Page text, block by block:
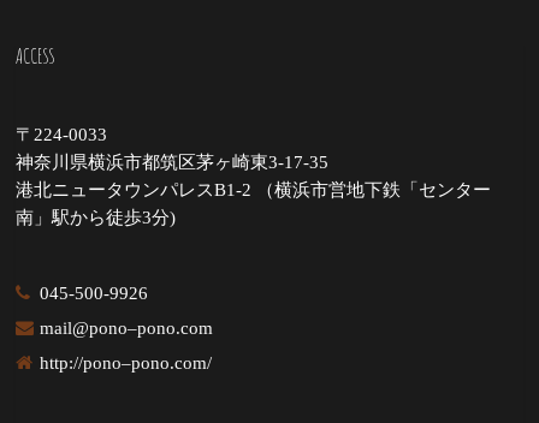
ACCESS
〒224-0033
神奈川県横浜市都筑区茅ヶ崎東3-17-35
港北ニュータウンパレスB1-2 （横浜市営地下鉄「センター
南」駅から徒歩3分)
045-500-9926
mail@pono–pono.com
http://pono–pono.com/